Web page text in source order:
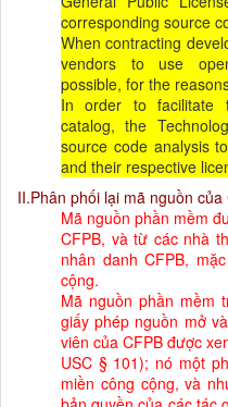
corresponding source
When contracting
vendors to use
possible, for the
In order to facilitate
catalog, the
source code analysis
and their respective
II.Phân phối lại mã nguồn của
Mã nguồn phần mềm
CFPB, và từ các nhà
nhân danh CFPB,
cộng.
Mã nguồn phần mềm
giấy phép nguồn mở
viên của CFPB được
USC § 101); nó một
miền công cộng, và